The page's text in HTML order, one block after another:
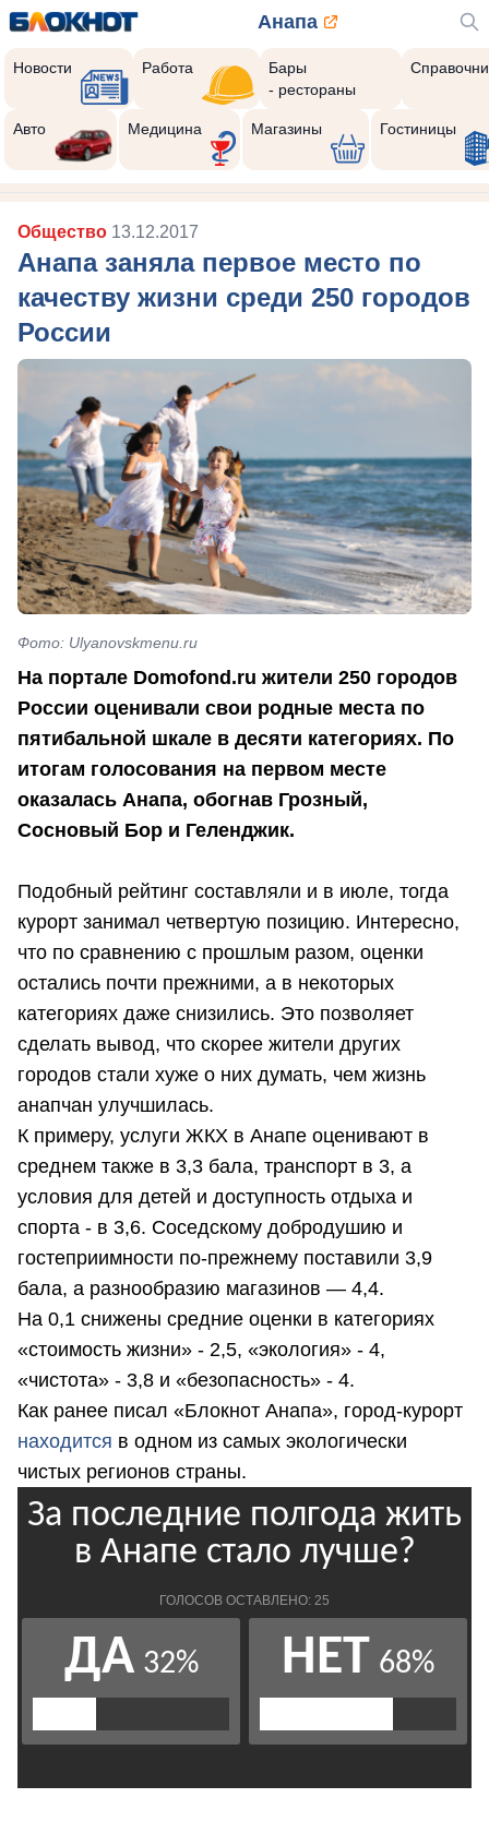
Анапа
Новости Работа
Бары
- рестораны
Авто Медицина Магазины Гостиницы
Общество 13.12.2017
Анапа заняла первое место по
качеству жизни среди 250 городов
России
Фото: Ulyanovskmenu.ru
На портале Domofond.ru жители 250 городов
России оценивали свои родные места по
пятибальной шкале в десяти категориях. По
итогам голосования на первом месте
оказалась Анапа, обогнав Грозный,
Сосновый Бор и Геленджик.
Подобный рейтинг составляли и в июле, тогда
курорт занимал четвертую позицию. Интересно,
что по сравнению с прошлым разом, оценки
остались почти прежними, а в некоторых
категориях даже снизились. Это позволяет
сделать вывод, что скорее жители других
городов стали хуже о них думать, чем жизнь
анапчан улучшилась.
К примеру, услуги ЖКХ в Анапе оценивают в
среднем также в 3,3 бала, транспорт в 3, а
условия для детей и доступность отдыха и
спорта - в 3,6. Соседскому добродушию и
гостеприимности по-прежнему поставили 3,9
бала, а разнообразию магазинов — 4,4.
На 0,1 снижены средние оценки в категориях
«стоимость жизни» - 2,5, «экология» - 4,
«чистота» - 3,8 и «безопасность» - 4.
Как ранее писал «Блокнот Анапа», город-курорт
находится в одном из самых экологически
чистых регионов страны.